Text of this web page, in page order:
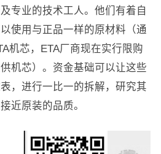
专业的技术工人。他们有着自
使用与正品一样的原材料（通
机芯，ETA厂商现在实行限购
机芯）。资金基础可以让这些
，进行一比一的拆解，研究其
近原装的品质。